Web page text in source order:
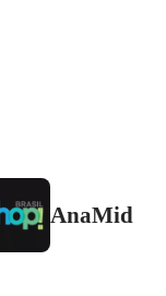
AnaMid